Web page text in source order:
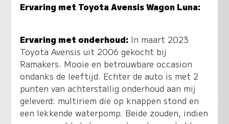
Ervaring met Toyota Avensis Wagon Luna:
Ervaring met onderhoud: In maart 2023
Toyota Avensis uit 2006 gekocht bij
Ramakers. Mooie en betrouwbare occasion
ondanks de leeftijd. Echter de auto is met 2
punten van achterstallig onderhoud aan mij
geleverd: multiriem die op knappen stond en
een lekkende waterpomp. Beide zouden, indien